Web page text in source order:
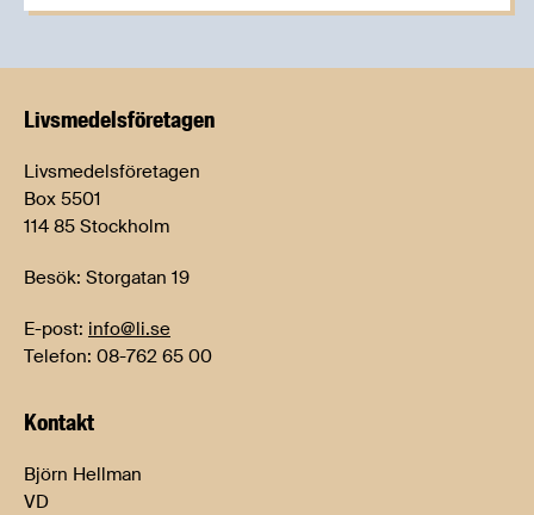
Livsmedels­företagen
Livsmedelsföretagen
Box 5501
114 85 Stockholm
Besök: Storgatan 19
E-post: info@li.se
Telefon: 08-762 65 00
Kontakt
Björn Hellman
VD